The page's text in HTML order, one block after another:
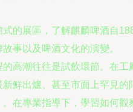
式的展區，了解麒麟啤酒自
事以及啤酒文化的演變。
的高潮往往是試飲環節。在工
鮮出爐、甚至市面上罕見的
在專業指導下，學習如何觀